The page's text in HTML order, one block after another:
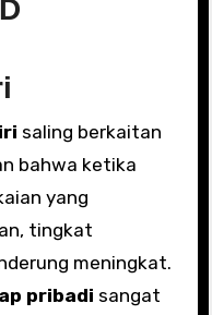
saling berkaitan
bahwa ketika
yang
tingkat
meningkat.
pribadi sangat